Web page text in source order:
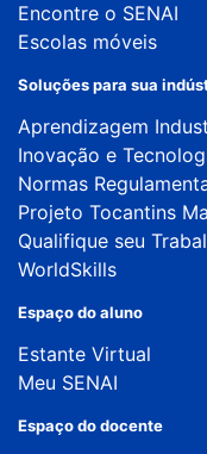
Encontre o SENAI
Escolas móveis
Soluções para sua
Aprendizagem
Inovação e
Normas
Projeto Tocantins
Qualifique seu
WorldSkills
Espaço do aluno
Estante Virtual
Meu SENAI
Espaço do docente